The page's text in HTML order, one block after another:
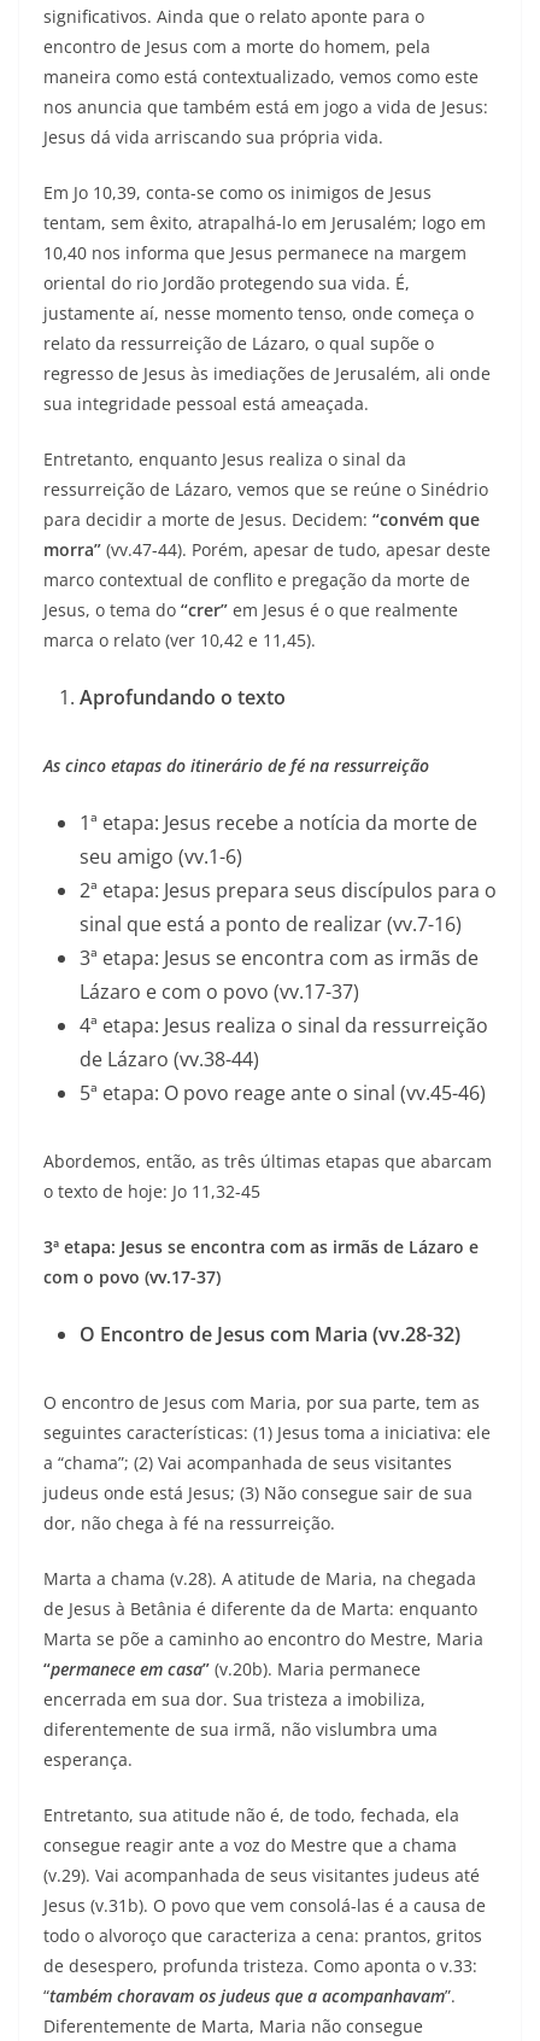
significativos. Ainda que o relato aponte para o
encontro de Jesus com a morte do homem, pela
maneira como está contextualizado, vemos como este
nos anuncia que também está em jogo a vida de Jesus:
Jesus dá vida arriscando sua própria vida.
Em Jo 10,39, conta-se como os inimigos de Jesus
tentam, sem êxito, atrapalhá-lo em Jerusalém; logo em
10,40 nos informa que Jesus permanece na margem
oriental do rio Jordão protegendo sua vida. É,
justamente aí, nesse momento tenso, onde começa o
relato da ressurreição de Lázaro, o qual supõe o
regresso de Jesus às imediações de Jerusalém, ali onde
sua integridade pessoal está ameaçada.
Entretanto, enquanto Jesus realiza o sinal da
ressurreição de Lázaro, vemos que se reúne o Sinédrio
para decidir a morte de Jesus. Decidem: “convém que
morra” (vv.47-44). Porém, apesar de tudo, apesar deste
marco contextual de conflito e pregação da morte de
Jesus, o tema do “crer” em Jesus é o que realmente
marca o relato (ver 10,42 e 11,45).
Aprofundando o texto
As cinco etapas do itinerário de fé na ressurreição
1ª etapa: Jesus recebe a notícia da morte de
seu amigo (vv.1-6)
2ª etapa: Jesus prepara seus discípulos para o
sinal que está a ponto de realizar (vv.7-16)
3ª etapa: Jesus se encontra com as irmãs de
Lázaro e com o povo (vv.17-37)
4ª etapa: Jesus realiza o sinal da ressurreição
de Lázaro (vv.38-44)
5ª etapa: O povo reage ante o sinal (vv.45-46)
Abordemos, então, as três últimas etapas que abarcam
o texto de hoje: Jo 11,32-45
3ª etapa: Jesus se encontra com as irmãs de Lázaro e
com o povo (vv.17-37)
O Encontro de Jesus com Maria (vv.28-32)
O encontro de Jesus com Maria, por sua parte, tem as
seguintes características: (1) Jesus toma a iniciativa: ele
a “chama”; (2) Vai acompanhada de seus visitantes
judeus onde está Jesus; (3) Não consegue sair de sua
dor, não chega à fé na ressurreição.
Marta a chama (v.28). A atitude de Maria, na chegada
de Jesus à Betânia é diferente da de Marta: enquanto
Marta se põe a caminho ao encontro do Mestre, Maria
“permanece em casa” (v.20b). Maria permanece
encerrada em sua dor. Sua tristeza a imobiliza,
diferentemente de sua irmã, não vislumbra uma
esperança.
Entretanto, sua atitude não é, de todo, fechada, ela
consegue reagir ante a voz do Mestre que a chama
(v.29). Vai acompanhada de seus visitantes judeus até
Jesus (v.31b). O povo que vem consolá-las é a causa de
todo o alvoroço que caracteriza a cena: prantos, gritos
de desespero, profunda tristeza. Como aponta o v.33:
“também choravam os judeus que a acompanhavam”.
Diferentemente de Marta, Maria não consegue